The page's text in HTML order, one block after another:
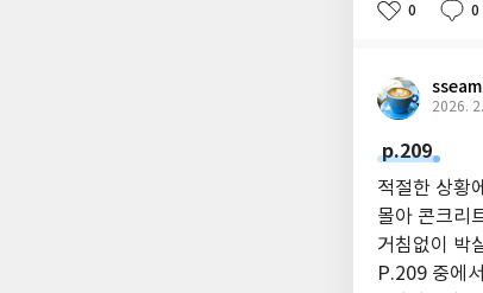
0 0
2026.
p.209
적절한 상황
몰아 콘크리
거침없이 박
P.209 중에서